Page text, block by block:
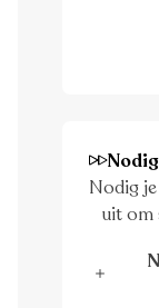
Nodig
uit om